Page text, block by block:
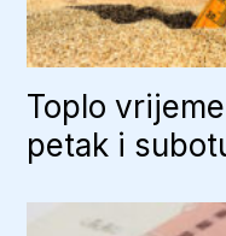
Toplo
petak i